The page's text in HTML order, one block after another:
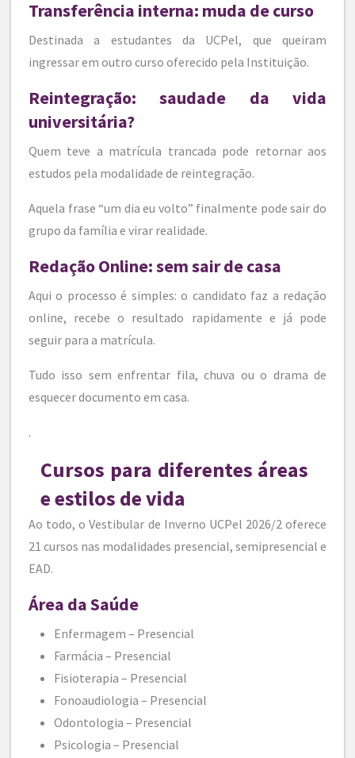
Transferência interna: muda de curso
Destinada a estudantes da UCPel, que queiram
ingressar em outro curso oferecido pela Instituição.
Reintegração: saudade da vida
universitária?
Quem teve a matrícula trancada pode retornar aos
estudos pela modalidade de reintegração.
Aquela frase “um dia eu volto” finalmente pode sair do
grupo da família e virar realidade.
Redação Online: sem sair de casa
Aqui o processo é simples: o candidato faz a redação
online, recebe o resultado rapidamente e já pode
seguir para a matrícula.
Tudo isso sem enfrentar fila, chuva ou o drama de
esquecer documento em casa.
.
Cursos para diferentes áreas
e estilos de vida
Ao todo, o Vestibular de Inverno UCPel 2026/2 oferece
21 cursos nas modalidades presencial, semipresencial e
EAD.
Área da Saúde
Enfermagem – Presencial
Farmácia – Presencial
Fisioterapia – Presencial
Fonoaudiologia – Presencial
Odontologia – Presencial
Psicologia – Presencial